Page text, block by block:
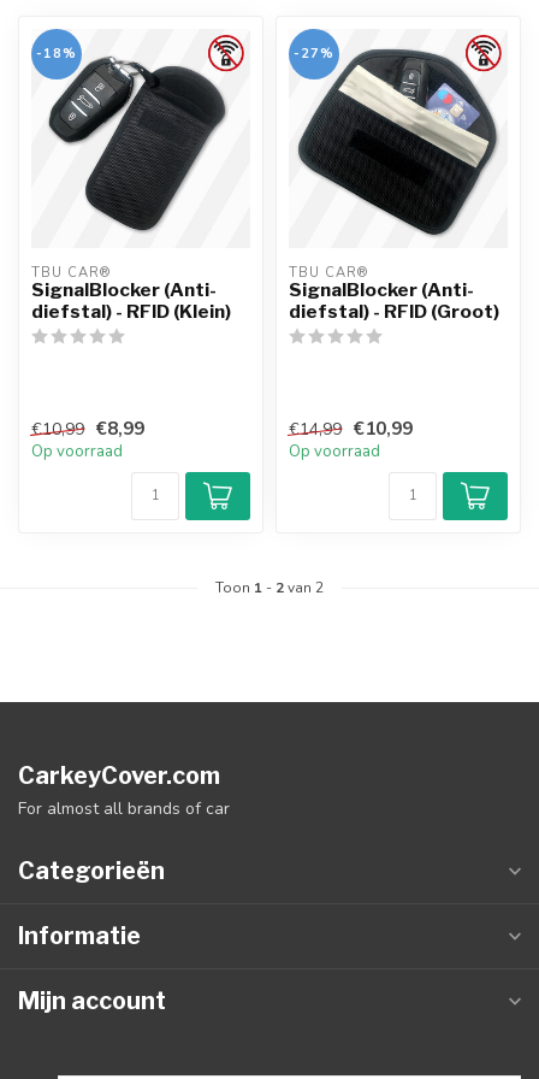
-18%
TBU CAR®
SignalBlocker (Anti-
diefstal) - RFID (Klein)
€10,99 €8,99
Op voorraad
-27%
TBU CAR®
SignalBlocker (Anti-
diefstal) - RFID (Groot)
€14,99 €10,99
Op voorraad
Toon 1 - 2van 2
CarkeyCover.com
For almost all brands of car
Categorieën
Informatie
Mijn account